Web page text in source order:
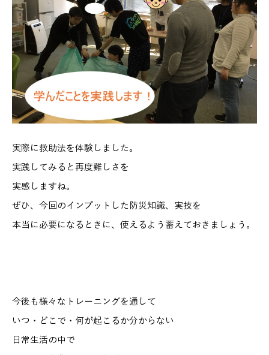
実際に救助法を体験しました。
実践してみると再度難しさを
実感しますね。
ぜひ、今回のインプットした防災知識、実技を
本当に必要になるときに、使えるよう蓄えておきましょう。
今後も様々なトレーニングを通して
いつ・どこで・何が起こるか分からない
日常生活の中で